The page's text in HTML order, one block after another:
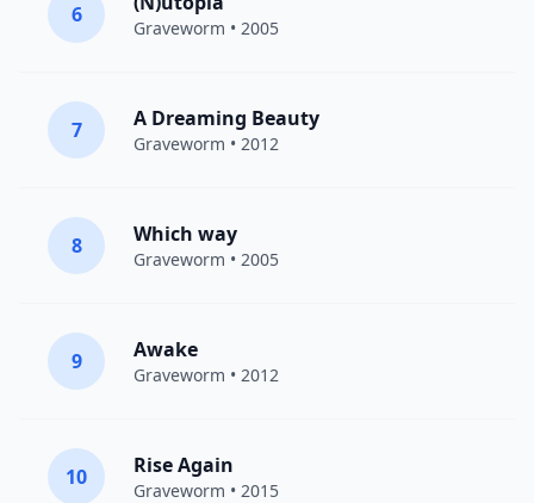
6
Graveworm • 2005
7 A Dreaming Beauty
Graveworm • 2012
8 Which way
Graveworm • 2005
9 Awake
Graveworm • 2012
10 Rise Again
Graveworm • 2015